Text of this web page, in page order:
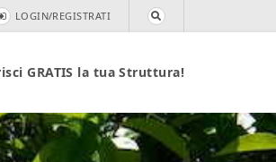
LOGIN/REGISTRATI
GRATIS la tua Struttura!